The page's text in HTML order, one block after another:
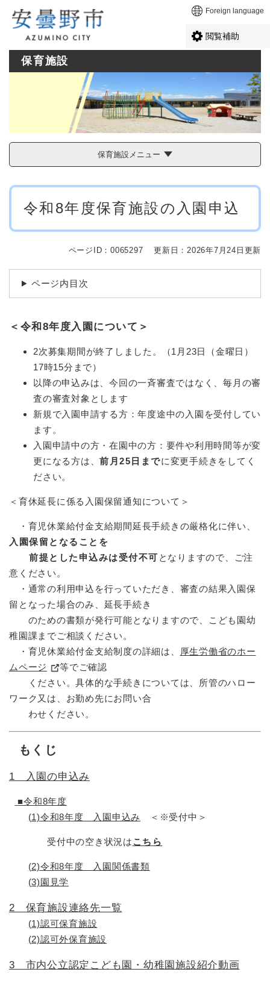
メニューを飛ばして本文へ Foreign language
閲覧補助
保育施設
保育施設メニュー
本
令和8年度保育施設の入園申込
ページID：0065297 更新日：2026年7月24日更新
ページ内目次
＜令和8年度入園について＞
2次募集期間が終了しました。（1月23日（金曜日）
17時15分まで）
以降の申込みは、今回の一斉審査ではなく、毎月の審
査の審査対象とします
新規で入園申請する方：年度途中の入園を受付してい
ます。
入園申請中の方・在園中の方：要件や利用時間等が変
更になる方は、前月25日までに変更手続きをしてく
ださい。
＜育休延長に係る入園保留通知について＞
​・育児休業給付金支給期間延長手続きの厳格化に伴い、
入園保留となることを
前提とした申込みは受付不可 となりますので、ご注
意ください。
・通常の利用申込を行っていただき、審査の結果入園保
留となった場合のみ、延長手続き
のための書類が発行可能となりますので、こども園幼
稚園課までご相談ください。
・育児休業給付金支給制度の詳細は、
厚生労働省のホー
ムページ
等でご確認
ください。具体的な手続きについては、所管のハロー
ワーク又は、お勤め先にお問い合
わせください。
もくじ
1 入園の申込み
■令和8年度
(1)令和8年度 入園申込み
＜※受付中＞
​ 受付中の空き状況はこちら
(2)令和8年度 入園関係書類
(3)園見学
2 保育施設連絡先一覧
(1)認可保育施設
(2)認可外保育施設
3 市内公立認定こども園・幼稚園施設紹介動画